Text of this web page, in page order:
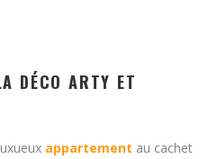
DÉCO ARTY ET
appartement au cachet